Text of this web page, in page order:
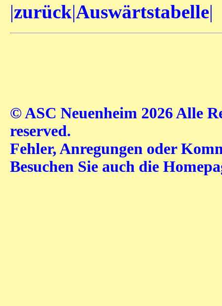
|zurück|Auswärtstabelle|
© ASC Neuenheim 2026 Alle
reserved.
Fehler, Anregungen oder
Besuchen Sie auch die